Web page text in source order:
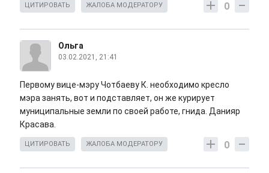
0
ЦИТИРОВАТЬ ЖАЛОБА МОДЕРАТОРУ
Ольга
03.02.2021, 21:41
Первому вице-мэру Чотбаеву К. необходимо кресло
мэра занять, вот и подставляет, он же курирует
муниципальные земли по своей работе, гнида. Данияр
Красава.
0
ЦИТИРОВАТЬ ЖАЛОБА МОДЕРАТОРУ